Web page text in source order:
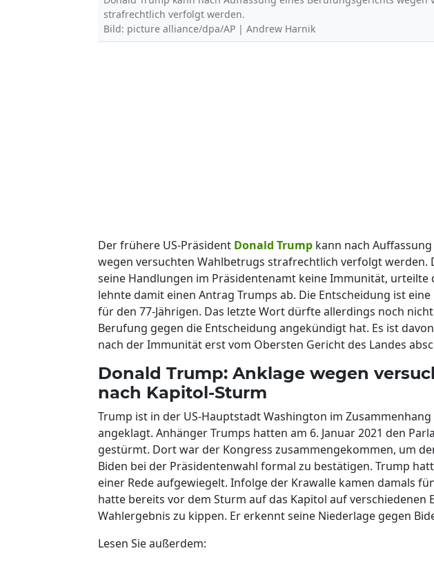
strafrechtlich verfolgt werden.
Bild: picture alliance/dpa/AP | Andrew Harnik
Der frühere US-Präsident Donald Trump kann nach
wegen versuchten Wahlbetrugs strafrechtlich verfolgt werden.
seine Handlungen im Präsidentenamt keine Immunität, urteilte
lehnte damit einen Antrag Trumps ab. Die Entscheidung ist
für den 77-Jährigen. Das letzte Wort dürfte allerdings noch
Berufung gegen die Entscheidung angekündigt hat. Es ist
nach der Immunität erst vom Obersten Gericht des Landes
Donald Trump: Anklage wegen
nach Kapitol-Sturm
Trump ist in der US-Hauptstadt Washington im
angeklagt. Anhänger Trumps hatten am 6. Januar 2021 den
gestürmt. Dort war der Kongress zusammengekommen, um
Biden bei der Präsidentenwahl formal zu bestätigen. Trump
einer Rede aufgewiegelt. Infolge der Krawalle kamen damals
hatte bereits vor dem Sturm auf das Kapitol auf verschiedenen
Wahlergebnis zu kippen. Er erkennt seine Niederlage gegen
Lesen Sie außerdem: